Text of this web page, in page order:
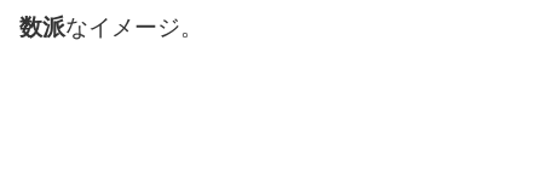
数派なイメージ。